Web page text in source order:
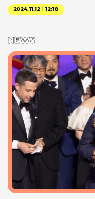
2024.11.12｜12:18
NEWS